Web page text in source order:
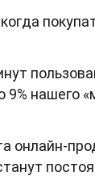
нашего
онлайн-